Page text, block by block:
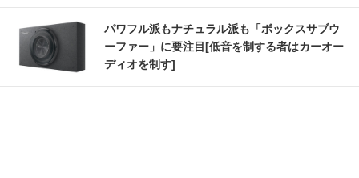
パワフル派もナチュラル派も「ボックスサブウ
ーファー」に要注目[低音を制する者はカーオー
ディオを制す]